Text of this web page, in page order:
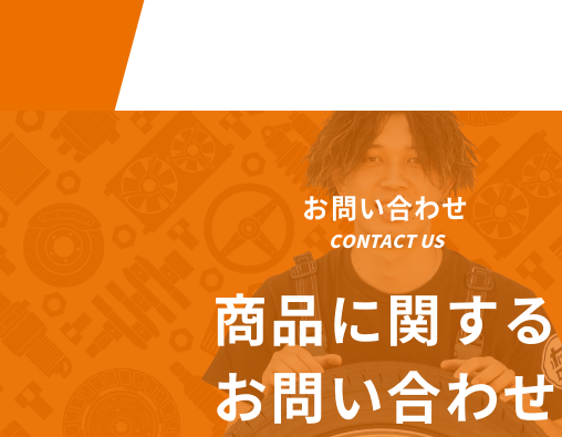
お問い合わせ
CONTACT US
商品に関する
お問い合わせ